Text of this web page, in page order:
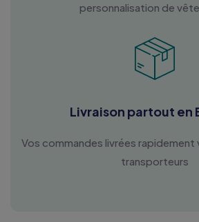
personnalisation de
Livraison partout en
Vos commandes livrées rapidement
transporteurs